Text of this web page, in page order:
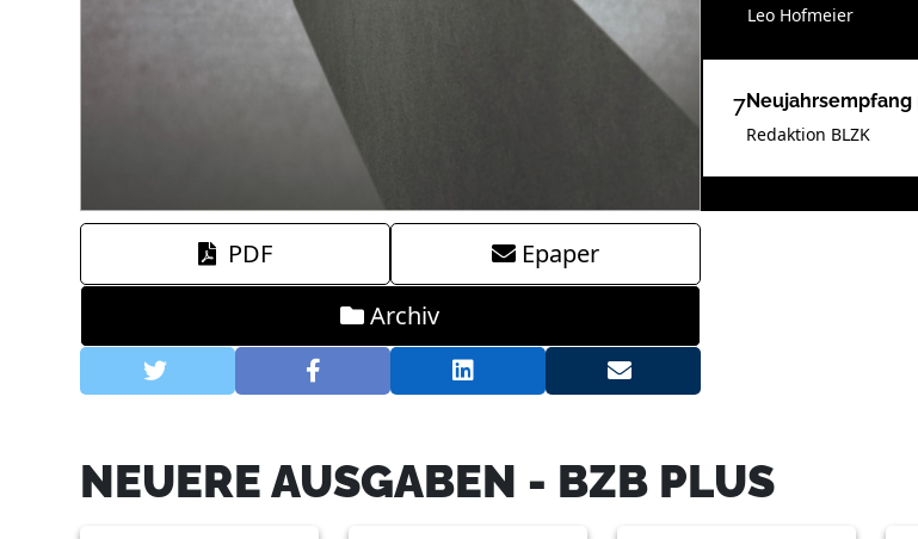
PDF
Epaper
Archiv
Leo Hofmeier
7Neujahrsempfang
Redaktion BLZK
11
Die schmerzfreie
NEUERE AUSGABEN - BZB PLUS